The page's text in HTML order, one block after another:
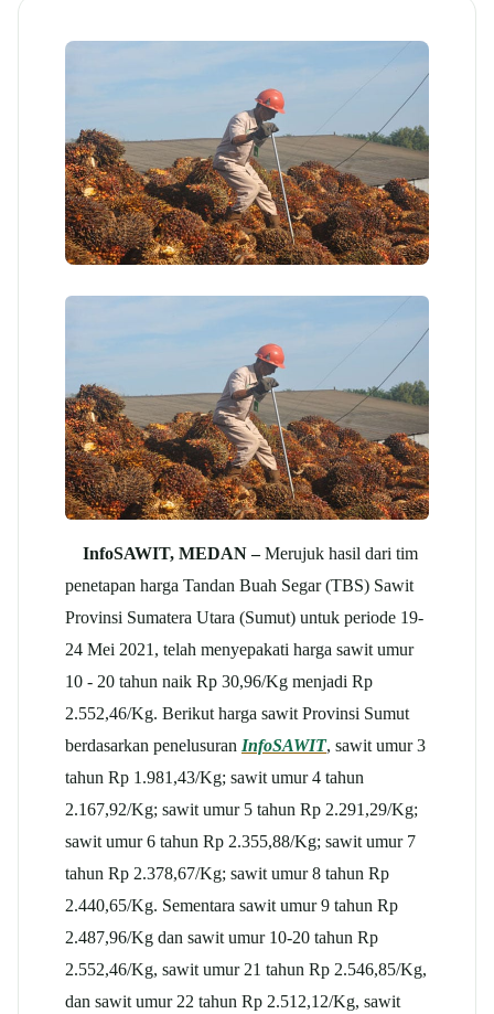
InfoSAWIT, MEDAN –Merujuk hasil dari tim
penetapan harga Tandan Buah Segar (TBS) Sawit
Provinsi Sumatera Utara (Sumut) untuk periode 19-
24 Mei 2021, telah menyepakati harga sawit umur
10 - 20 tahun naik Rp 30,96/Kg menjadi Rp
2.552,46/Kg. Berikut harga sawit Provinsi Sumut
berdasarkan penelusuran InfoSAWIT, sawit umur 3
tahun Rp 1.981,43/Kg; sawit umur 4 tahun
2.167,92/Kg; sawit umur 5 tahun Rp 2.291,29/Kg;
sawit umur 6 tahun Rp 2.355,88/Kg; sawit umur 7
tahun Rp 2.378,67/Kg; sawit umur 8 tahun Rp
2.440,65/Kg. Sementara sawit umur 9 tahun Rp
2.487,96/Kg dan sawit umur 10-20 tahun Rp
2.552,46/Kg, sawit umur 21 tahun Rp 2.546,85/Kg,
dan sawit umur 22 tahun Rp 2.512,12/Kg, sawit